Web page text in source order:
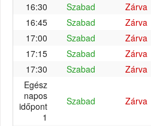
16:30 Szabad Zárva
16:45
Szabad Zárva
17:00
Szabad Zárva
17:15
Szabad Zárva
17:30
Szabad Zárva
Egész
napos
időpont
1
Szabad Zárva